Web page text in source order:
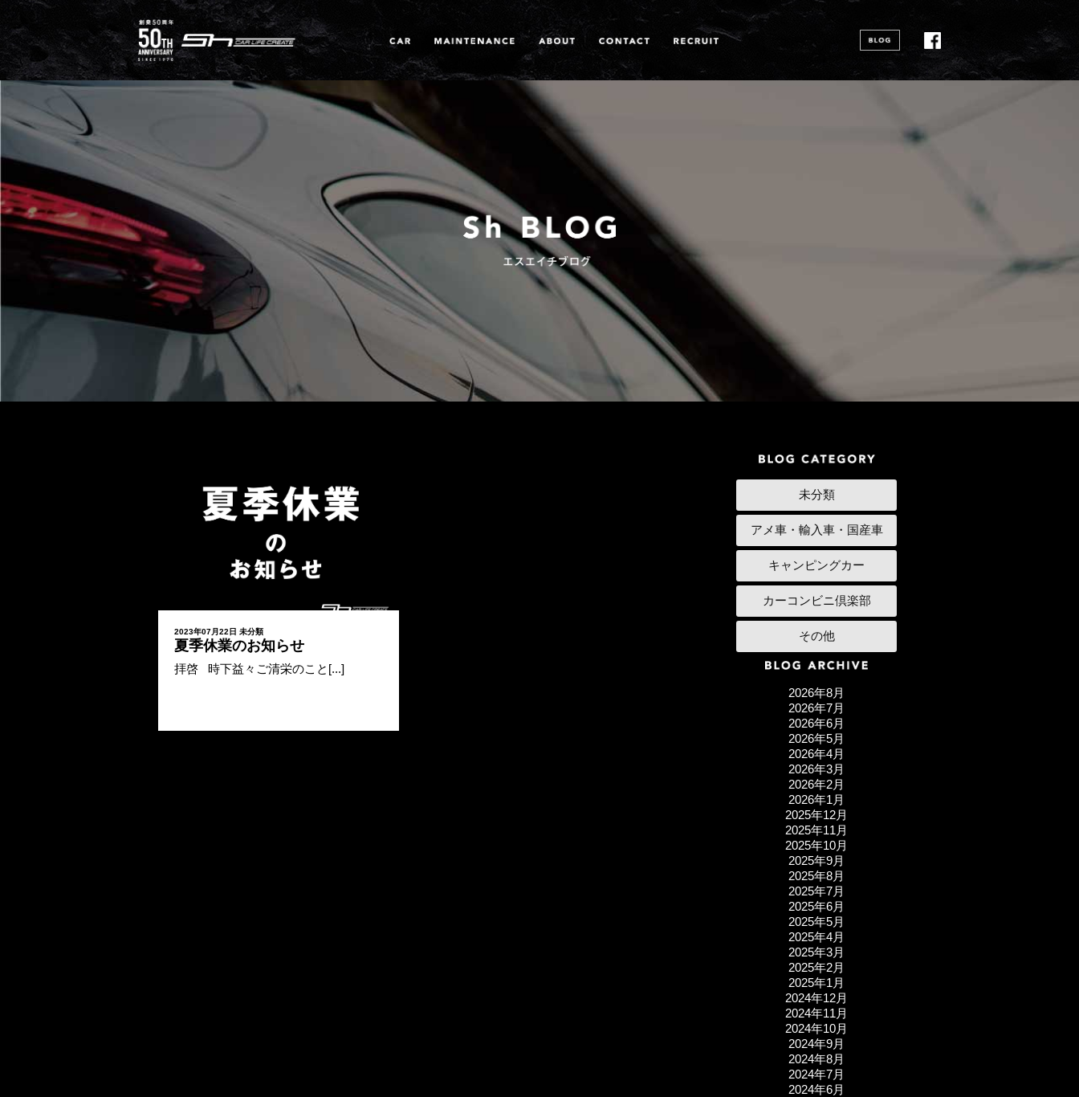
2023年07月22日 未分類
夏季休業のお知らせ
拝啓 時下益々ご清栄のこと[...]
未分類
アメ車・輸入車・国産車
キャンピングカー
カーコンビニ倶楽部
その他
2026年8月
2026年7月
2026年6月
2026年5月
2026年4月
2026年3月
2026年2月
2026年1月
2025年12月
2025年11月
2025年10月
2025年9月
2025年8月
2025年7月
2025年6月
2025年5月
2025年4月
2025年3月
2025年2月
2025年1月
2024年12月
2024年11月
2024年10月
2024年9月
2024年8月
2024年7月
2024年6月